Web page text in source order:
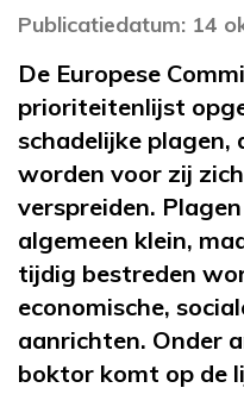
Publicatiedatum: 14
De Europese
prioriteitenlijst
schadelijke plagen,
worden voor zij
verspreiden.
algemeen klein,
tijdig bestreden
economische,
aanrichten. Onder
boktor komt op de